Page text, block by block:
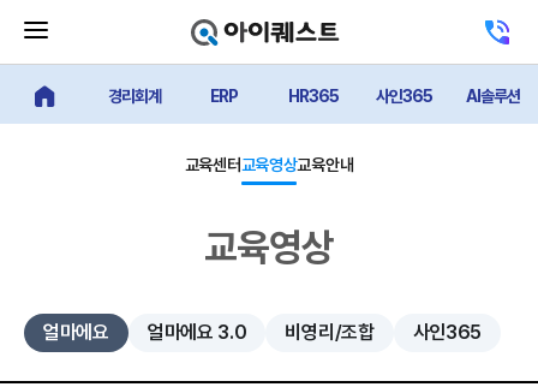
기
버
튼
센
터
얼마에요 메인경리회계 ERP HR365 사인365 AI솔루션
교육센터교육영상교육안내
교육영상
얼마에요 얼마에요 3.0 비영리/조합 사인365